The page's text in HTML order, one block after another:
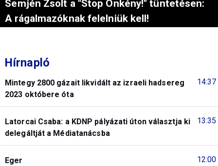
Semjén Zsolt a "Stop Önkény!" tüntetésen:
A rágalmazóknak felelniük kell!
Hírnapló
14:37
Mintegy 2800 gázait likvidált az izraeli hadsereg
2023 októbere óta
13:35
Latorcai Csaba: a KDNP pályázati úton választja ki
delegáltját a Médiatanácsba
12:00
Eger